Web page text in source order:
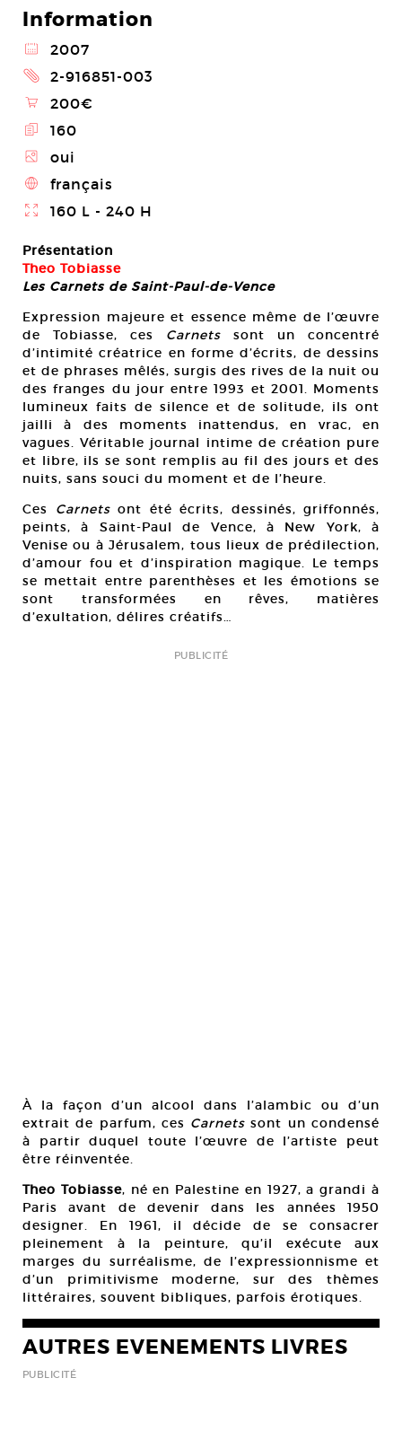
Information
@ 2007
2 2-916851-003
\ 200€
E 160
Z oui
4 français
} 160 L - 240 H
Présentation
Theo Tobiasse
Les Carnets de Saint-Paul-de-Vence
Expression majeure et essence même de l’œuvre
de Tobiasse, ces Carnets sont un concentré
d’intimité créatrice en forme d’écrits, de dessins
et de phrases mêlés, surgis des rives de la nuit ou
des franges du jour entre 1993 et 2001. Moments
lumineux faits de silence et de solitude, ils ont
jailli à des moments inattendus, en vrac, en
vagues. Véritable journal intime de création pure
et libre, ils se sont remplis au fil des jours et des
nuits, sans souci du moment et de l’heure.
Ces Carnetsont été écrits, dessinés, griffonnés,
peints, à Saint-Paul de Vence, à New York, à
Venise ou à Jérusalem, tous lieux de prédilection,
d’amour fou et d’inspiration magique. Le temps
se mettait entre parenthèses et les émotions se
sont transformées en rêves, matières
d’exultation, délires créatifs…
PUBLICITÉ
À la façon d’un alcool dans l’alambic ou d’un
extrait de parfum, ces Carnets sont un condensé
à partir duquel toute l’œuvre de l’artiste peut
être réinventée.
Theo Tobiasse, né en Palestine en 1927, a grandi à
Paris avant de devenir dans les années 1950
designer. En 1961, il décide de se consacrer
pleinement à la peinture, qu’il exécute aux
marges du surréalisme, de l’expressionnisme et
d’un primitivisme moderne, sur des thèmes
littéraires, souvent bibliques, parfois érotiques.
AUTRES EVENEMENTS LIVRES
PUBLICITÉ